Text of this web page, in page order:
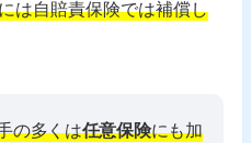
は自賠責保険では補償し
の多くは任意保険にも加